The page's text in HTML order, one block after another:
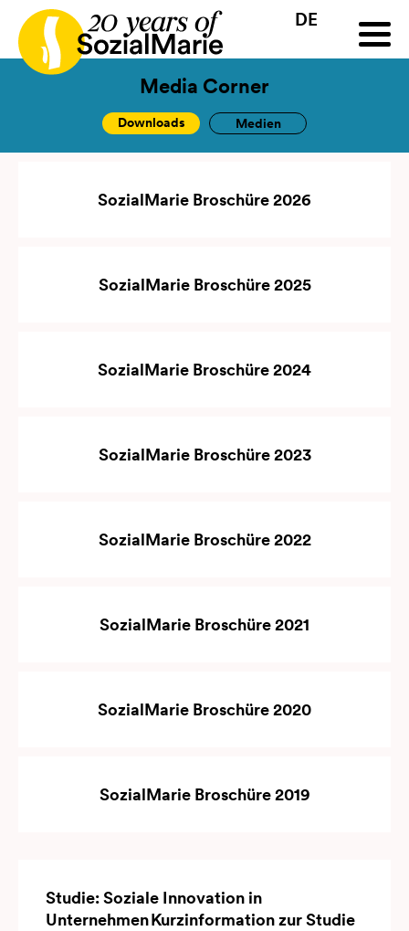
DE
HU SK SL
ProjekteNews Downloads
Media Corner
Downloads Medien
SozialMarie Broschüre 2026
SozialMarie Broschüre 2025
SozialMarie Broschüre 2024
SozialMarie Broschüre 2023
SozialMarie Broschüre 2022
SozialMarie Broschüre 2021
SozialMarie Broschüre 2020
SozialMarie Broschüre 2019
Studie: Soziale Innovation in
UnternehmenKurzinformation zur Studie